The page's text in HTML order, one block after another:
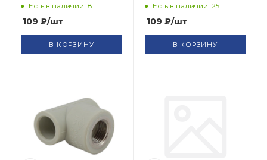
Есть в наличии: 8
109 ₽/шт
В КОРЗИНУ
Есть в наличии: 25
109 ₽/шт
В КОРЗИНУ